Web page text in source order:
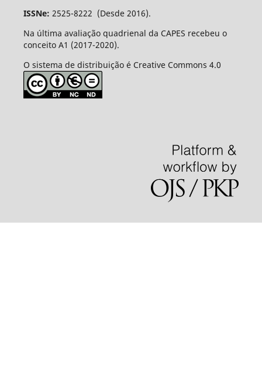
ISSNe: 2525-8222 (Desde 2016).
Na última avaliação quadrienal da CAPES recebeu o
conceito A1 (2017-2020).
O sistema de distribuição é Creative Commons 4.0